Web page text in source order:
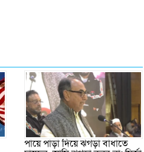
পায়ে পাড়া দিয়ে ঝগড়া বাধাতে